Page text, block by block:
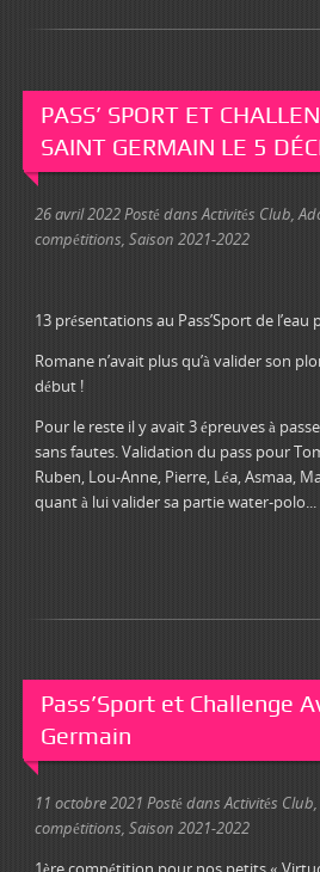
PASS’ SPORT ET
SAINT GERMAIN LE 5
26 avril 2022Posté dansActivités Club,
compétitions, Saison 2021-2022
13 présentations au Pass’Sport de l’eau
Romane n’avait plus qu’à valider son
début !
Pour le reste il y avait 3 épreuves à
sans fautes. Validation du pass pour
Ruben, Lou-Anne, Pierre, Léa, Asmaa,
quant à lui valider sa partie water-polo...
Pass’Sport et Challenge
Germain
11 octobre 2021 Posté dansActivités Club,
compétitions, Saison 2021-2022